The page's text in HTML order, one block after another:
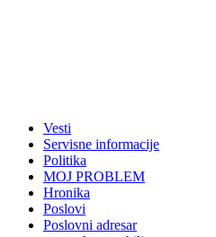
Vesti
Servisne informacije
Politika
MOJ PROBLEM
Hronika
Poslovi
Poslovni adresar